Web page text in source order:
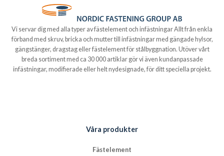
Vi servar dig med alla typer av fästelement och infästningar Allt från enkla
förband med skruv, bricka och mutter till infästningar med gängade hylsor,
gängstänger, dragstag eller fästelement för stålbyggnation. Utöver vårt
breda sortiment med ca 30 000 artiklar gör vi även kundanpassade
infästningar, modifierade eller helt nydesignade, för ditt speciella projekt.
Våra produkter
Fästelement